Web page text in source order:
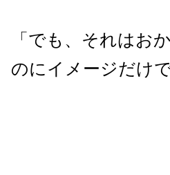
「でも、それはお
のにイメージだけ